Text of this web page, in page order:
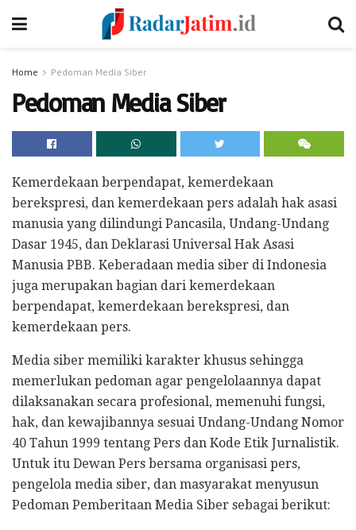
Home Pedoman Media Siber
Pedoman Media Siber
Kemerdekaan berpendapat, kemerdekaan
berekspresi, dan kemerdekaan pers adalah hak asasi
manusia yang dilindungi Pancasila, Undang-Undang
Dasar 1945, dan Deklarasi Universal Hak Asasi
Manusia PBB. Keberadaan media siber di Indonesia
juga merupakan bagian dari kemerdekaan
berpendapat, kemerdekaan berekspresi, dan
kemerdekaan pers.
Media siber memiliki karakter khusus sehingga
memerlukan pedoman agar pengelolaannya dapat
dilaksanakan secara profesional, memenuhi fungsi,
hak, dan kewajibannya sesuai Undang-Undang Nomor
40 Tahun 1999 tentang Pers dan Kode Etik Jurnalistik.
Untuk itu Dewan Pers bersama organisasi pers,
pengelola media siber, dan masyarakat menyusun
Pedoman Pemberitaan Media Siber sebagai berikut: